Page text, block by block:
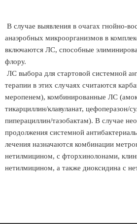
В случае выявления в очагах гнойно-
анаэробных микроорганизмов в
включаются ЛС, способные
флору.
ЛС выбора для стартовой системной
терапии в этих случаях считаются
меропенем), комбинированные ЛС
тикарциллин/клавуланат, цефоперазон/
пиперациллин/тазобактам). В случае
продолжения системной
лечения назначаются комбинации
нетилмицином, с фторхинолонами,
нетилмицином, а также диоксидина с